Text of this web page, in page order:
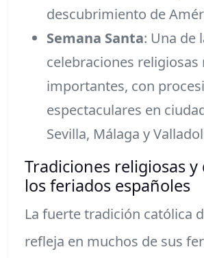
descubrimiento de
Semana Santa: Una de
celebraciones religiosas
importantes, con
espectaculares en
Sevilla, Málaga y
Tradiciones religiosas y
los feriados españoles
La fuerte tradición católica
refleja en muchos de sus